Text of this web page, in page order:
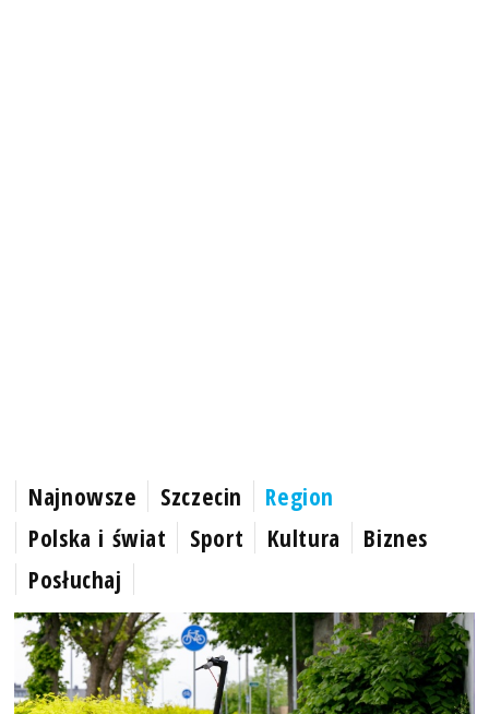
Najnowsze Szczecin
Region
Polska i świat
Sport Kultura
Biznes
Posłuchaj